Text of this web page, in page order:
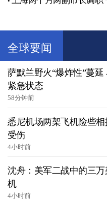
全球要闻
萨默兰野火“爆炸性”蔓延
紧急状态
58分钟前
悉尼机场两架飞机险些
受伤
4小时前
沈舟：美军二战中的三
机
4小时前